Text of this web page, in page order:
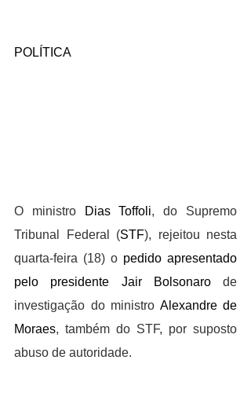
POLÍTICA
O ministro Dias Toffoli, do Supremo
Tribunal Federal (STF), rejeitou nesta
quarta-feira (18) o pedido apresentado
pelo presidente Jair Bolsonaro de
investigação do ministro Alexandre de
Moraes, também do STF, por suposto
abuso de autoridade.